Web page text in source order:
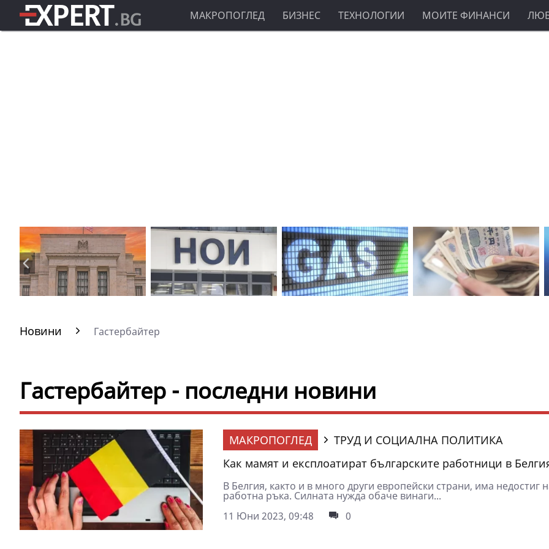
МАКРОПОГЛЕД БИЗНЕС ТЕХНОЛОГИИ МОИТЕ ФИНАНСИ
Новини Гастербайтер
Гастербайтер - последни новини
МАКРОПОГЛЕД
ТРУД И СОЦИАЛНА ПОЛИТИКА
Как мамят и експлоатират българските работници в
В Белгия, както и в много други европейски страни, има недостиг
работна ръка. Силната нужда обаче винаги...
11 Юни 2023, 09:48
0